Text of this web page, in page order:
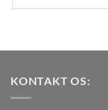
KONTAKT OS: